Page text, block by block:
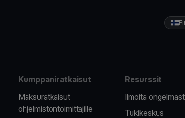
Kumppaniratkaisut
Maksuratkaisut
ohjelmistontoimittajille
Resurssit
Ilmoita
Tukikeskus